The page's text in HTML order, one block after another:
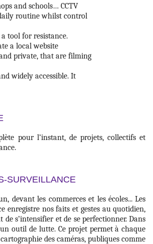
and schools… CCTV
routine whilst control
tool for resistance.
a local website
private, that are filming
widely accessible. It
pour l’instant, de projets, collectifs et
SURVEILLANCE
devant les commerces et les écoles... Les
enregistre nos faits et gestes au quotidien,
s’intensifier et de se perfectionner. Dans
outil de lutte. Ce projet permet à chaque
des caméras, publiques comme